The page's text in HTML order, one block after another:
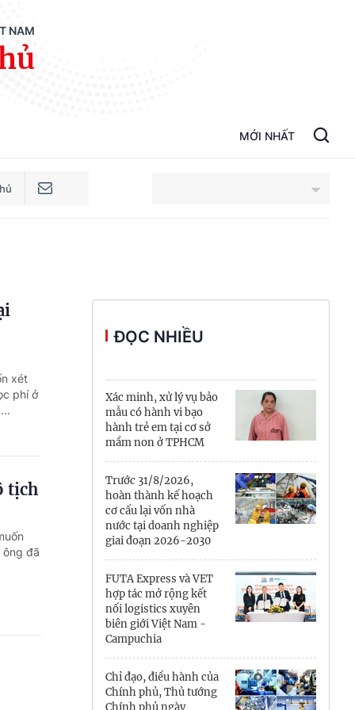
NAM
MỚI NHẤT
Cần Thơ
Điện Biên
Đắk Lắk
Đồng Nai
Đồng Tháp
Gia Lai
Hà Nội
Hồ Chí Minh
Hà Tĩnh
xét
phí ở
tịch
đã
ĐỌC NHIỀU
Xác minh, xử lý vụ bảo
mẫu có hành vi bạo
hành trẻ em tại cơ sở
mầm non ở TPHCM
Trước 31/8/2026,
hoàn thành kế hoạch
cơ cấu lại vốn nhà
nước tại doanh nghiệp
giai đoạn 2026-2030
FUTA Express và VET
hợp tác mở rộng kết
nối logistics xuyên
biên giới Việt Nam -
Campuchia
Chỉ đạo, điều hành của
Chính phủ, Thủ tướng
Chính phủ ngày